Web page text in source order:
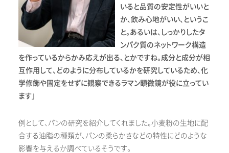
いると品質の安定性がいいと
か、飲み心地がいい、というこ
と。あるいは、しっかりしたタ
ンパク質のネットワーク構造
を作っているからかみ応えが出る、とかですね。成分と成分が相
互作用して、どのように分布しているかを研究しているため、化
学修飾や固定をせずに観察できるラマン顕微鏡が役に立ってい
ます」
例として、パンの研究を紹介してくれました。小麦粉の生地に配
合する油脂の種類が、パンの柔らかさなどの特性にどのような
影響を与えるか調べているそうです。